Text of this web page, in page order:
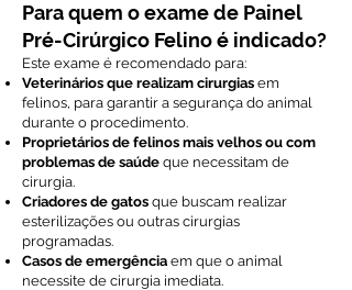
Para quem o exame de Painel
Pré-Cirúrgico Felino é indicado?
Este exame é recomendado para:
Veterinários que realizam cirurgias em
felinos, para garantir a segurança do animal
durante o procedimento.
Proprietários de felinos mais velhos ou com
problemas de saúde que necessitam de
cirurgia.
Criadores de gatos que buscam realizar
esterilizações ou outras cirurgias
programadas.
Casos de emergência em que o animal
necessite de cirurgia imediata.